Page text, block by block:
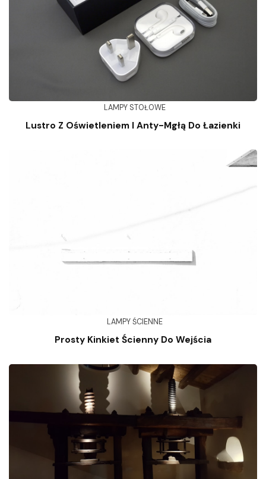
LAMPY STOŁOWE
Lustro Z Oświetleniem I Anty-Mgłą Do Łazienki
LAMPY ŚCIENNE
Prosty Kinkiet Ścienny Do Wejścia